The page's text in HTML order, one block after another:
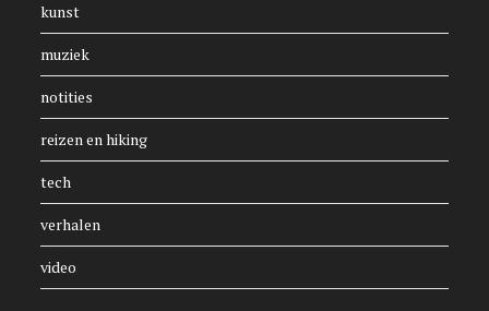
kunst
muziek
notities
reizen en hiking
tech
verhalen
video